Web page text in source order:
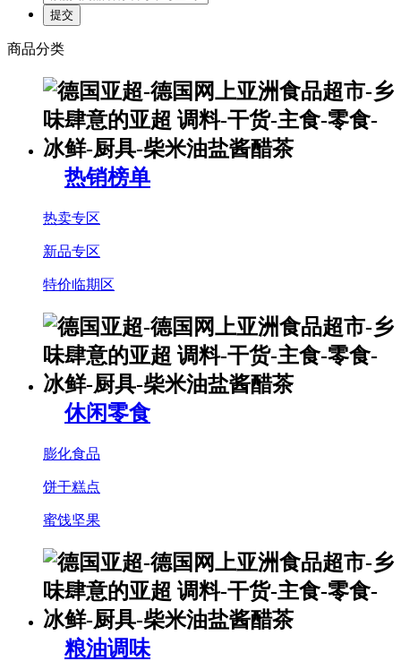
商品分类
热销榜单
热卖专区
新品专区
特价临期区
休闲零食
膨化食品
饼干糕点
蜜饯坚果
粮油调味